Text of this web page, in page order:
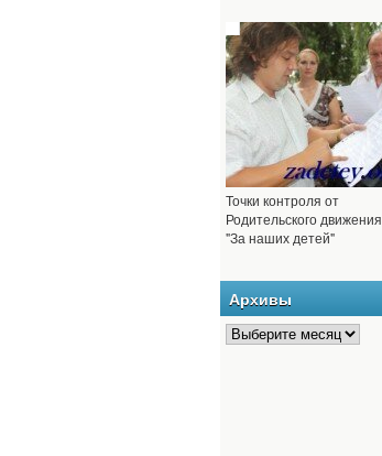
Точки контроля от
Родительского движения
"За наших детей"
Архивы